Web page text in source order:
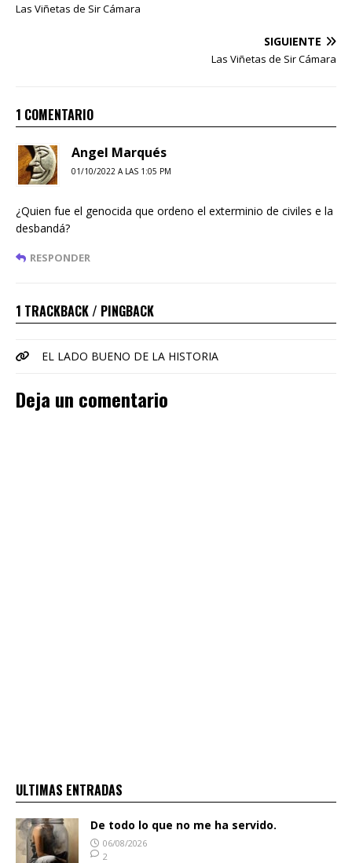
Las Viñetas de Sir Cámara
SIGUIENTE
Las Viñetas de Sir Cámara
1 COMENTARIO
Angel Marqués
01/10/2022 A LAS 1:05 PM
¿Quien fue el genocida que ordeno el exterminio de civiles e la
desbandá?
RESPONDER
1 TRACKBACK / PINGBACK
EL LADO BUENO DE LA HISTORIA
Deja un comentario
ULTIMAS ENTRADAS
De todo lo que no me ha servido.
06/08/2026
2